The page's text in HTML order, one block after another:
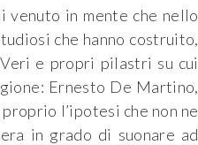
venuto in mente che nello
che hanno costruito,
e propri pilastri su cui
Ernesto De Martino,
l’ipotesi che non ne
in grado di suonare ad